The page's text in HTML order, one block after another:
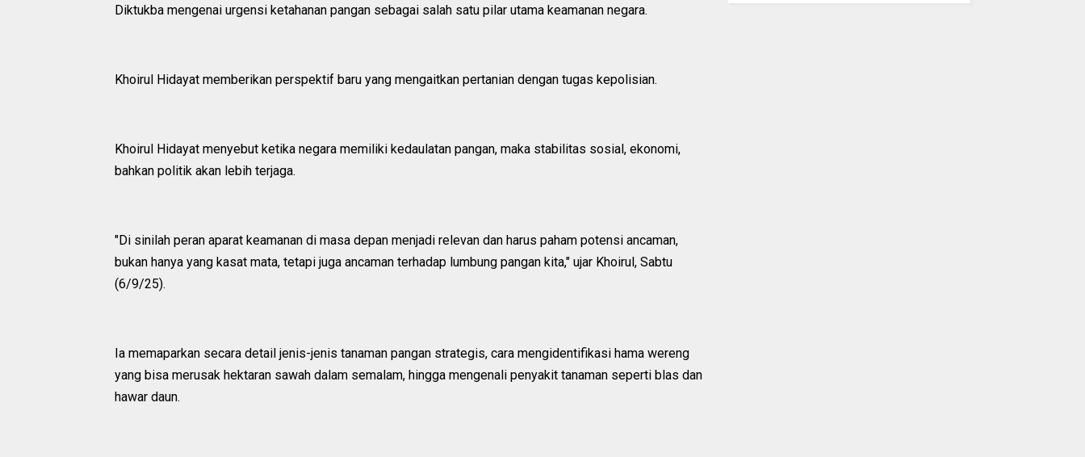
Diktukba mengenai urgensi ketahanan pangan sebagai salah satu pilar utama keamanan negara.
Khoirul Hidayat memberikan perspektif baru yang mengaitkan pertanian dengan tugas kepolisian.
Khoirul Hidayat menyebut ketika negara memiliki kedaulatan pangan, maka stabilitas sosial, ekonomi,
bahkan politik akan lebih terjaga.
"Di sinilah peran aparat keamanan di masa depan menjadi relevan dan harus paham potensi ancaman,
bukan hanya yang kasat mata, tetapi juga ancaman terhadap lumbung pangan kita," ujar Khoirul, Sabtu
(6/9/25).
Ia memaparkan secara detail jenis-jenis tanaman pangan strategis, cara mengidentifikasi hama wereng
yang bisa merusak hektaran sawah dalam semalam, hingga mengenali penyakit tanaman seperti blas dan
hawar daun.